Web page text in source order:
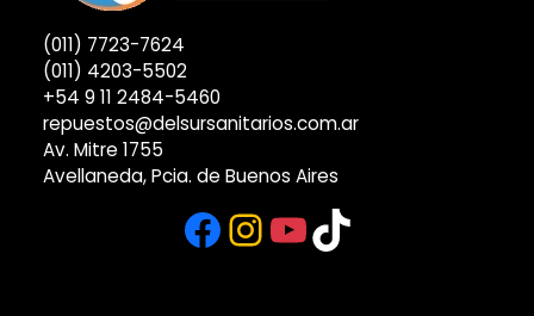
(011) 7723-7624
(011) 4203-5502
+54 9 11 2484-5460
repuestos@delsursanitarios.com.ar
Av. Mitre 1755
Avellaneda, Pcia. de Buenos Aires
Facebook
Instagram
YouTube
TikTok